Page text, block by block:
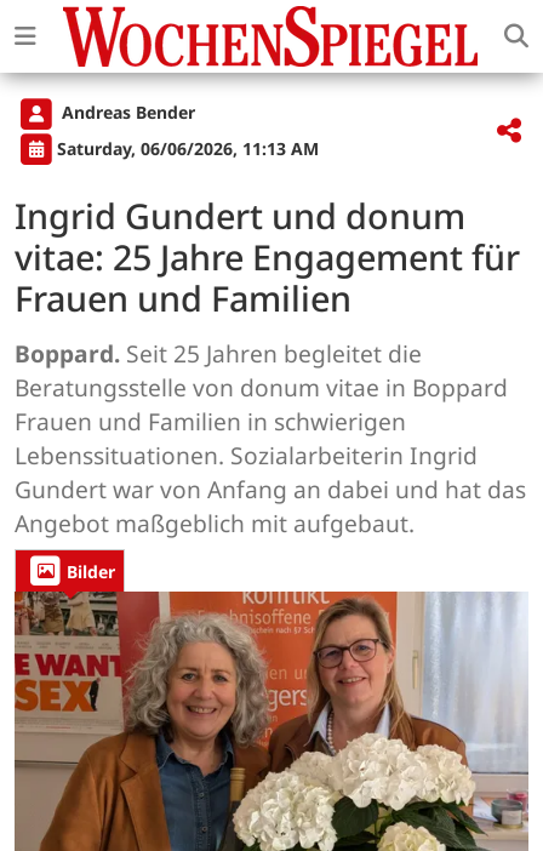
Andreas Bender
Saturday, 06/06/2026, 11:13 AM
Ingrid Gundert und donum
vitae: 25 Jahre Engagement für
Frauen und Familien
Boppard. Seit 25 Jahren begleitet die
Beratungsstelle von donum vitae in Boppard
Frauen und Familien in schwierigen
Lebenssituationen. Sozialarbeiterin Ingrid
Gundert war von Anfang an dabei und hat das
Angebot maßgeblich mit aufgebaut.
Bilder